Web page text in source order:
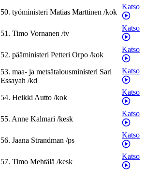
50. työministeri Matias Marttinen /kok
Katso
51. Timo Vornanen /tv
Katso
52. pääministeri Petteri Orpo /kok
Katso
53. maa- ja metsätalousministeri Sari
Essayah /kd
Katso
54. HeikkiAutto /kok
Katso
55. Anne Kalmari /kesk
Katso
56. Jaana Strandman /ps
Katso
57. Timo Mehtälä /kesk
Katso